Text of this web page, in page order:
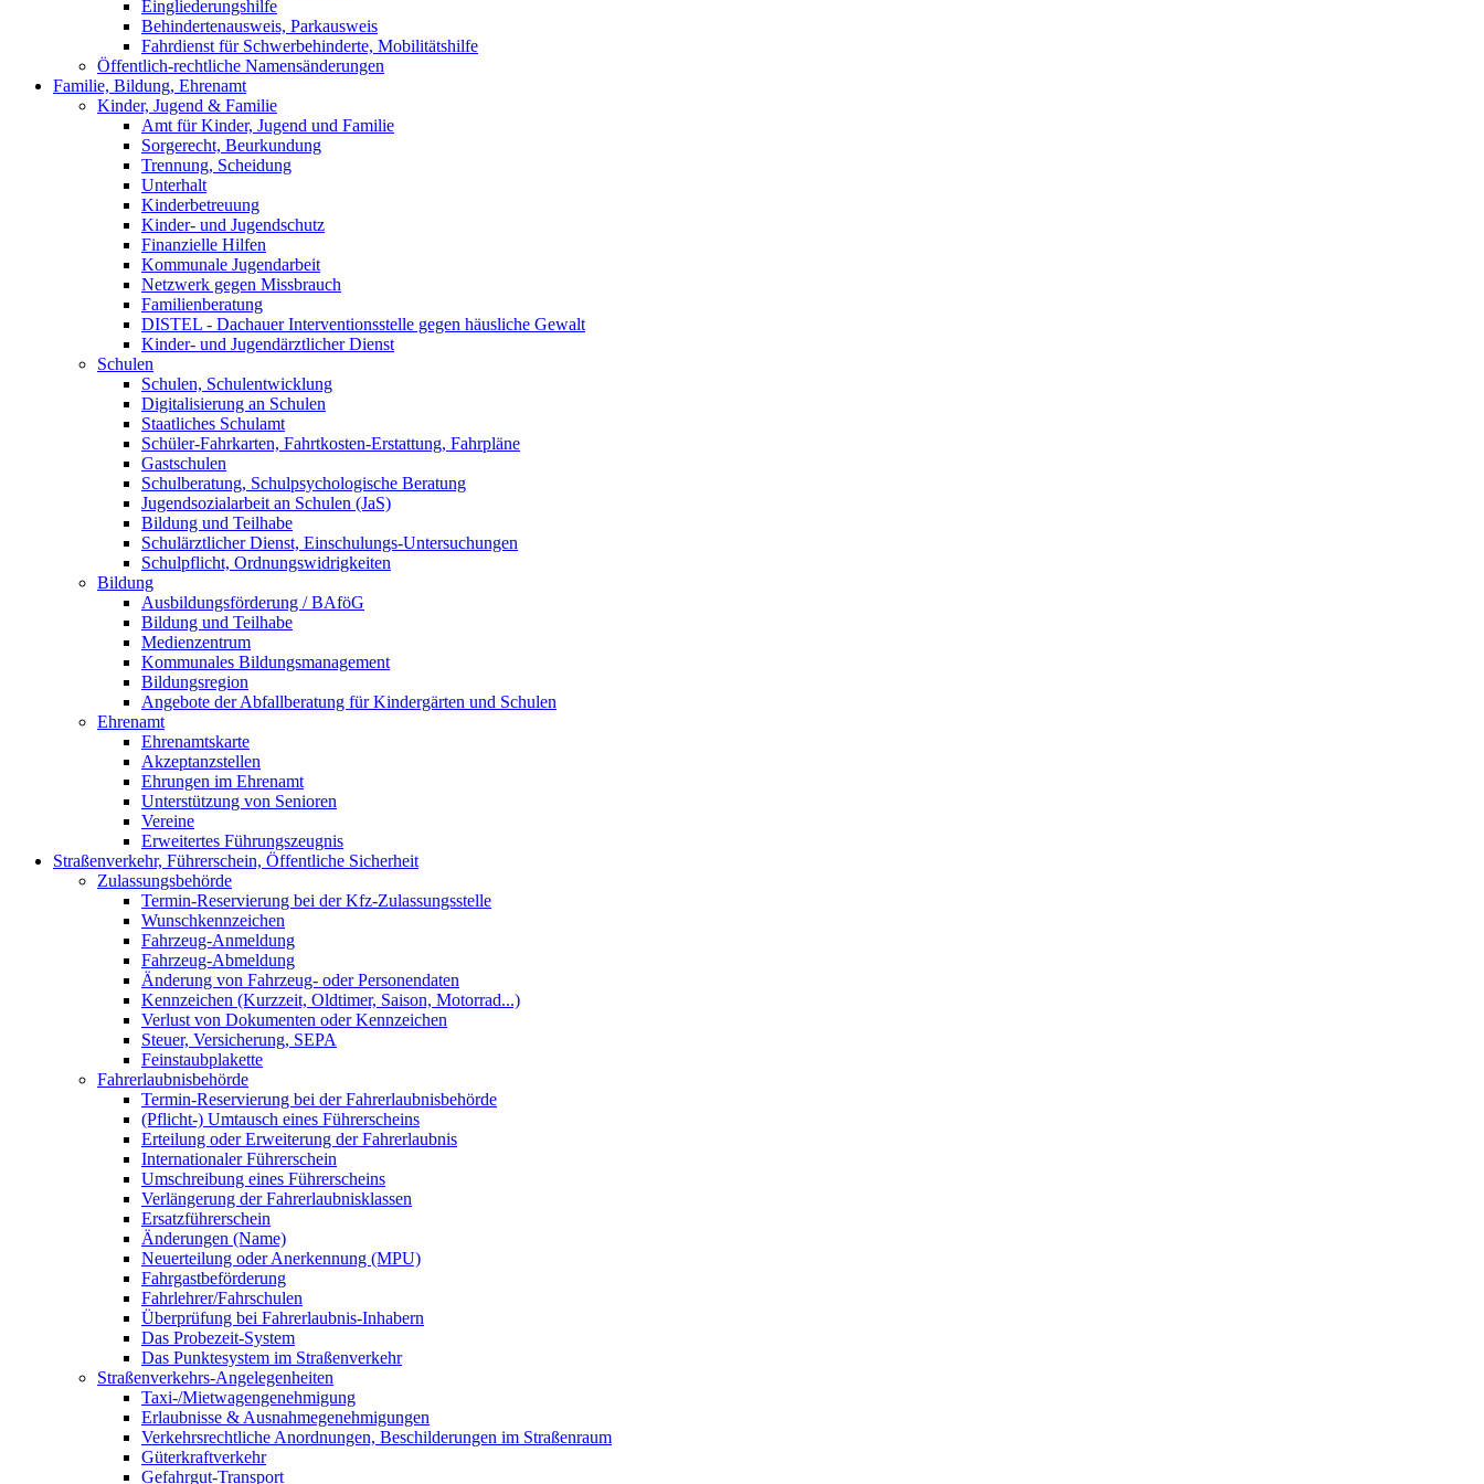
Eingliederungshilfe
Behindertenausweis, Parkausweis
Fahrdienst für Schwerbehinderte, Mobilitätshilfe
Öffentlich-rechtliche Namensänderungen
Familie, Bildung, Ehrenamt
Kinder, Jugend & Familie
Amt für Kinder, Jugend und Familie
Sorgerecht, Beurkundung
Trennung, Scheidung
Unterhalt
Kinderbetreuung
Kinder- und Jugendschutz
Finanzielle Hilfen
Kommunale Jugendarbeit
Netzwerk gegen Missbrauch
Familienberatung
DISTEL - Dachauer Interventionsstelle gegen häusliche Gewalt
Kinder- und Jugendärztlicher Dienst
Schulen
Schulen, Schulentwicklung
Digitalisierung an Schulen
Staatliches Schulamt
Schüler-Fahrkarten, Fahrtkosten-Erstattung, Fahrpläne
Gastschulen
Schulberatung, Schulpsychologische Beratung
Jugendsozialarbeit an Schulen (JaS)
Bildung und Teilhabe
Schulärztlicher Dienst, Einschulungs-Untersuchungen
Schulpflicht, Ordnungswidrigkeiten
Bildung
Ausbildungsförderung / BAföG
Bildung und Teilhabe
Medienzentrum
Kommunales Bildungsmanagement
Bildungsregion
Angebote der Abfallberatung für Kindergärten und Schulen
Ehrenamt
Ehrenamtskarte
Akzeptanzstellen
Ehrungen im Ehrenamt
Unterstützung von Senioren
Vereine
Erweitertes Führungszeugnis
Straßenverkehr, Führerschein, Öffentliche Sicherheit
Zulassungsbehörde
Termin-Reservierung bei der Kfz-Zulassungsstelle
Wunschkennzeichen
Fahrzeug-Anmeldung
Fahrzeug-Abmeldung
Änderung von Fahrzeug- oder Personendaten
Kennzeichen (Kurzzeit, Oldtimer, Saison, Motorrad...)
Verlust von Dokumenten oder Kennzeichen
Steuer, Versicherung, SEPA
Feinstaubplakette
Fahrerlaubnisbehörde
Termin-Reservierung bei der Fahrerlaubnisbehörde
(Pflicht-) Umtausch eines Führerscheins
Erteilung oder Erweiterung der Fahrerlaubnis
Internationaler Führerschein
Umschreibung eines Führerscheins
Verlängerung der Fahrerlaubnisklassen
Ersatzführerschein
Änderungen (Name)
Neuerteilung oder Anerkennung (MPU)
Fahrgastbeförderung
Fahrlehrer/Fahrschulen
Überprüfung bei Fahrerlaubnis-Inhabern
Das Probezeit-System
Das Punktesystem im Straßenverkehr
Straßenverkehrs-Angelegenheiten
Taxi-/Mietwagengenehmigung
Erlaubnisse & Ausnahmegenehmigungen
Verkehrsrechtliche Anordnungen, Beschilderungen im Straßenraum
Güterkraftverkehr
Gefahrgut-Transport